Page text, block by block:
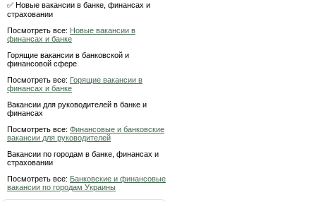
✅ Новые вакансии в банке, финансах и
страховании
Посмотреть все: Новые вакансии в
финансах и банке
Горящие вакансии в банковской и
финансовой сфере
Посмотреть все: Горящие вакансии в
финансах и банке
Вакансии для руководителей в банке и
финансах
Посмотреть все: Финансовые и банковские
вакансии для руководителей
Вакансии по городам в банке, финансах и
страховании
Посмотреть все: Банковские и финансовые
вакансии по городам Украины